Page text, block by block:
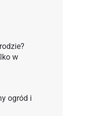
w
ogród i